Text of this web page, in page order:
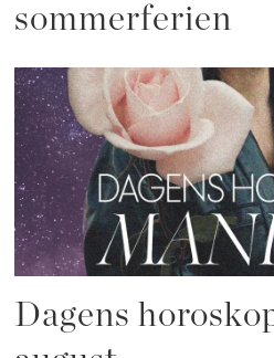
sommerferien
Dagens